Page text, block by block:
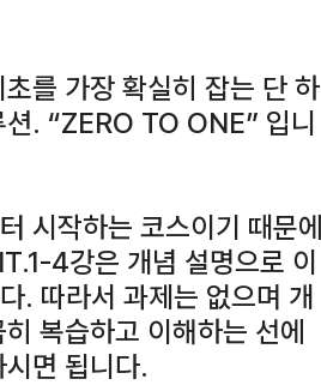
를 가장 확실히 잡는 단 하
션. “ZERO TO ONE” 입니
시작하는 코스이기 때문에
4강은 개념 설명으로 이
. 따라서 과제는 없으며 개
복습하고 이해하는 선에
면 됩니다.